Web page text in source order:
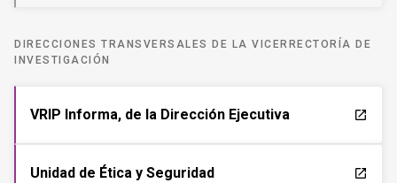
DIRECCIONES TRANSVERSALES DE LA VICERRECTORÍA DE
INVESTIGACIÓN
VRIP Informa, de la Dirección Ejecutiva launch
Unidad de Ética y Seguridad launch